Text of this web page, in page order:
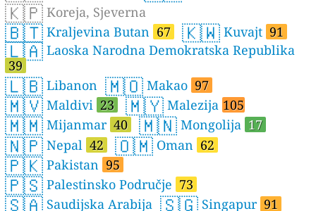
🇰🇵 Koreja, Sjeverna
🇧🇹 Kraljevina Butan 67 🇰🇼 Kuvajt 91
🇱🇦 Laoska Narodna Demokratska Republika
39
🇱🇧 Libanon 🇲🇴 Makao 97
🇲🇻 Maldivi 23 🇲🇾 Malezija 105
🇲🇲 Mijanmar 40 🇲🇳 Mongolija 17
🇳🇵 Nepal 42 🇴🇲 Oman 62
🇵🇰 Pakistan 95
🇵🇸 Palestinsko Područje 73
🇸🇦 Saudijska Arabija 🇸🇬 Singapur 91